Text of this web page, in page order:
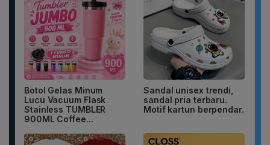
Botol Gelas Minum
Lucu Vacuum Flask
Stainless TUMBLER
900ML Coffee...
Sandal unisex trendi,
sandal pria terbaru.
Motif kartun berpendar.